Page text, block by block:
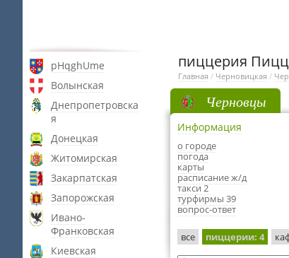
pHqghUme
Волынская
Днепропетровска
я
Донецкая
Житомирская
Закарпатская
Запорожская
Ивано-
Франковская
Киевская
пиццерия
Главная / Черновицкая /
Черновцы
Информация
о городе
погода
карты
расписание ж/д
такси 2
турфирмы 39
вопрос-ответ
все пиццерии: 4